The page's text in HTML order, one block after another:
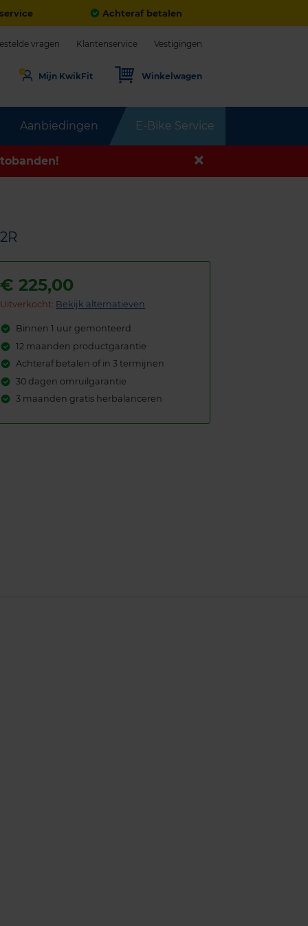
Achteraf betalen
Aanbiedingen E-Bike Service
vragen Klantenservice Vestigingen
Mijn KwikFit Winkelwagen
€225,00
Uitverkocht: Bekijk alternatieven
Binnen 1 uur gemonteerd
12 maanden productgarantie
Achteraf betalen of in 3 termijnen
30 dagen omruilgarantie
3 maanden gratis herbalanceren